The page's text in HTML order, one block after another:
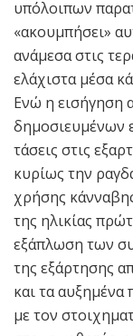
υπόλοιπων
«ακουμπήσει»
ανάμεσα στις
ελάχιστα μέσα
Ενώ η εισήγηση
δημοσιευμένων
τάσεις στις
κυρίως την
χρήσης
της ηλικίας
εξάπλωση των
της εξάρτησης
και τα
με τον